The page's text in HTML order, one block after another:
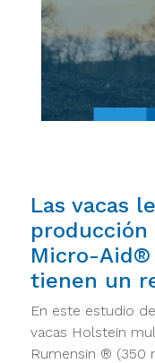
Las vacas
producción
Micro-
tienen un
En este estudio
vacas Holstein
Rumensin ® (350